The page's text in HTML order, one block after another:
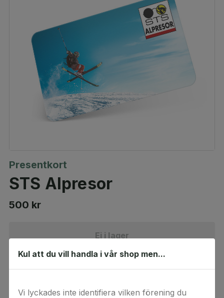
Presentkort
STS Alpresor
500 kr
Ej i lager
Kul att du vill handla i vår shop men...
Vi lyckades inte identifiera vilken förening du